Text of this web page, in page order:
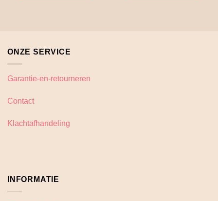
Deze
kan
productpagina
ONZE SERVICE
Garantie-en-retourneren
Contact
Klachtafhandeling
INFORMATIE